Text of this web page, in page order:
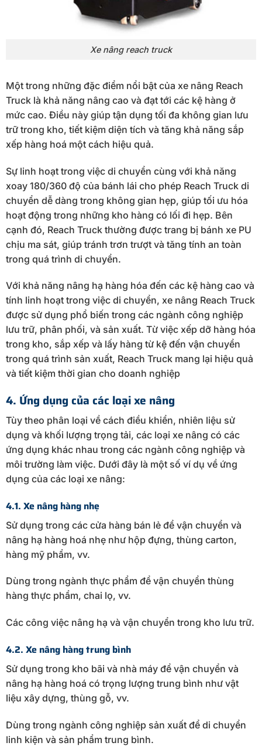
Xe nâng reach truck
Một trong những đặc điểm nổi bật của xe nâng Reach
Truck là khả năng nâng cao và đạt tới các kệ hàng ở
mức cao. Điều này giúp tận dụng tối đa không gian lưu
trữ trong kho, tiết kiệm diện tích và tăng khả năng sắp
xếp hàng hoá một cách hiệu quả.
Sự linh hoạt trong việc di chuyển cùng với khả năng
xoay 180/360 độ của bánh lái cho phép Reach Truck di
chuyển dễ dàng trong không gian hẹp, giúp tối ưu hóa
hoạt động trong những kho hàng có lối đi hẹp. Bên
cạnh đó, Reach Truck thường được trang bị bánh xe PU
chịu ma sát, giúp tránh trơn trượt và tăng tính an toàn
trong quá trình di chuyển.
Với khả năng nâng hạ hàng hóa đến các kệ hàng cao và
tính linh hoạt trong việc di chuyển, xe nâng Reach Truck
được sử dụng phổ biến trong các ngành công nghiệp
lưu trữ, phân phối, và sản xuất. Từ việc xếp dỡ hàng hóa
trong kho, sắp xếp và lấy hàng từ kệ đến vận chuyển
trong quá trình sản xuất, Reach Truck mang lại hiệu quả
và tiết kiệm thời gian cho doanh nghiệp
4. Ứng dụng của các loại xe nâng
Tùy theo phân loại về cách điều khiển, nhiên liệu sử
dụng và khối lượng trọng tải, các loại xe nâng có các
ứng dụng khác nhau trong các ngành công nghiệp và
môi trường làm việc. Dưới đây là một số ví dụ về ứng
dụng của các loại xe nâng:
4.1. Xe nâng hàng nhẹ
Sử dụng trong các cửa hàng bán lẻ để vận chuyển và
nâng hạ hàng hoá nhẹ như hộp đựng, thùng carton,
hàng mỹ phẩm, vv.
Dùng trong ngành thực phẩm để vận chuyển thùng
hàng thực phẩm, chai lọ, vv.
Các công việc nâng hạ và vận chuyển trong kho lưu trữ.
4.2. Xe nâng hàng trung bình
Sử dụng trong kho bãi và nhà máy để vận chuyển và
nâng hạ hàng hoá có trọng lượng trung bình như vật
liệu xây dựng, thùng gỗ, vv.
Dùng trong ngành công nghiệp sản xuất để di chuyển
linh kiện và sản phẩm trung bình.